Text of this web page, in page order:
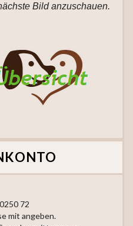
Bild anzuschauen.
72
mit angeben.